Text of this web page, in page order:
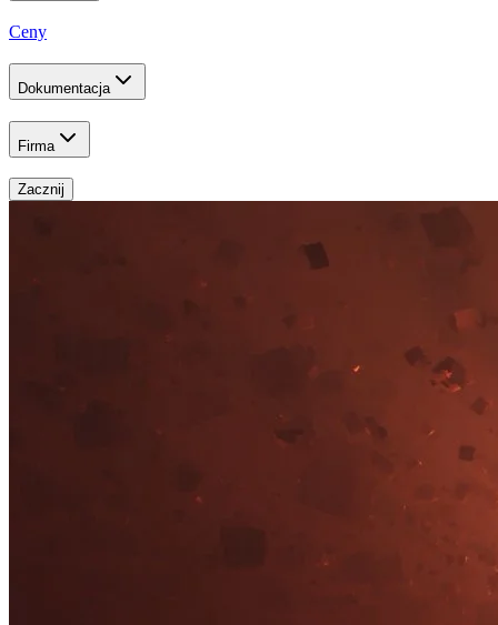
Ceny
Dokumentacja
Firma
Zacznij